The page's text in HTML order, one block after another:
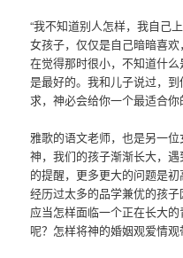
“我不知道别人怎样，我自己
女孩子，仅仅是自己暗暗喜
在觉得那时很小，不知道什
是最好的。我和儿子说过，
求，神必会给你一个最适合
雅歌的语文老师，也是另一
神，我们的孩子渐渐长大，
的提醒，更多更大的问题是初
经历过太多的品学兼优的孩
应当怎样面临一个正在长大
呢？怎样将神的婚姻观爱情观